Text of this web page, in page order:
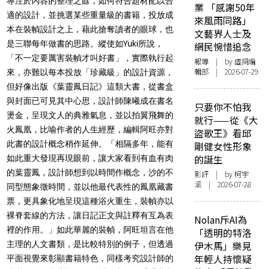
適的設計，並挑選某些重量級的書籍，投放成
本在裝幀設計之上，藉此搶奪讀者的眼球，也
是三聯每年做書的思路。縱使如Yuki所說，
「不一定要厲害裝幀才叫好書」，實際執行起
來，亦難以每本投放「珍藏級」的設計資源，
但好像出版《葉靈鳳日記》這類大書，從書盒
與封面已可見其中心思，設計師陳曦成在書名
燙金，呈現文人的典雅氣息，並以拍翼飛舞的
火鳳凰，比喻作者的人生經歷，編輯阿旺亦對
此書的設計概念稍作延伸。「相隔多年，能有
如此重大發現再現眼前，讓大家看到有血有肉
的葉靈鳳，設計師想到以時間作概念，沙的不
同型態象徵時間，並以他最代表性的鳳凰藏書
票，更具象化地呈現這種浴火重生，裝幀亦以
裸脊套線的方法，讓日記正文與註釋有互為表
裡的作用。」如此華麗的裝幀，阿旺坦言在他
主理的人文書類，是比較特別的例子，但透過
平面視覺來彰顯書籍特色，同樣考究設計師的
業 「感謝50年
來風雨同路」
文藝界人士及
網民惋惜追念
報導 | by 虛詞編
輯部 | 2026-07-29
只要你不怕我
就行——從《大
盜歌王》看邱
剛健女性形象
的誕生
影評 | by 柯宇
涵 | 2026-07-28
Nolan斥AI為
「透明的特洛
伊木馬」樂見
年輕人持懷疑